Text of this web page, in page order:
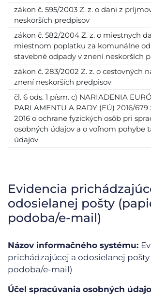
zákon č. 595/2003 Z. z. o dani z
neskorších predpisov
zákon č. 582/2004 Z. z. o miestnych
miestnom poplatku za komunálne
stavebné odpady v znení neskorších
zákon č. 283/2002 Z. z. o cestovných
znení neskorších predpisov
čl. 6 ods. 1 písm. c) NARIADENIA
PARLAMENTU A RADY (EÚ) 2016/679
2016 o ochrane fyzických osôb pri
osobných údajov a o voľnom pohybe
údajov
Evidencia
odosielanej pošty
podoba/e-mail)
Názov informačného systému:
prichádzajúcej a odosielanej
podoba/e-mail)
Účel spracúvania osobných